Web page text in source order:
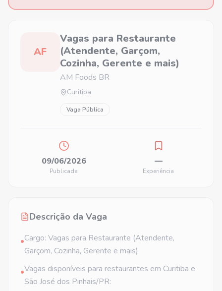
AF
Vagas para Restaurante
(Atendente, Garçom,
Cozinha, Gerente e mais)
AM Foods BR
Curitiba
Vaga Pública
09/06/2026
Publicada
—
Experiência
Descrição da Vaga
•Cargo: Vagas para Restaurante (Atendente,
Garçom, Cozinha, Gerente e mais)
•Vagas disponíveis para restaurantes em Curitiba e
São José dos Pinhais/PR: